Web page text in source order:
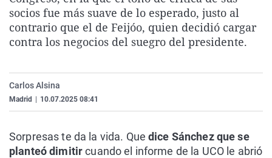
La rosa de los vientos
Gente viajera
Como el perro y el
Caso
Retornados
Equipo de
Operación Viuda
Extremadura
Galicia
La Rioja
Navarra
Virales
Televisión
Elecciones
socios fue más suave de lo esperado, justo al
contrario que el de Feijóo, quien decidió cargar
contra los negocios del suegro del presidente.
Carlos Alsina
Madrid 10.07.2025 08:41
Sorpresas te da la vida. Quedice Sánchez que se
planteó dimitircuando el informe de la UCO le abrió